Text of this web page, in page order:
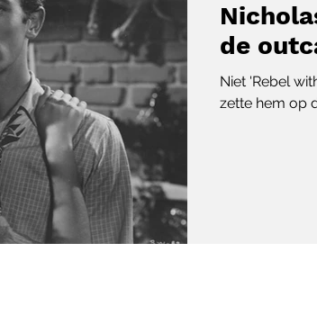
de
Niet 'Rebel
zette hem op